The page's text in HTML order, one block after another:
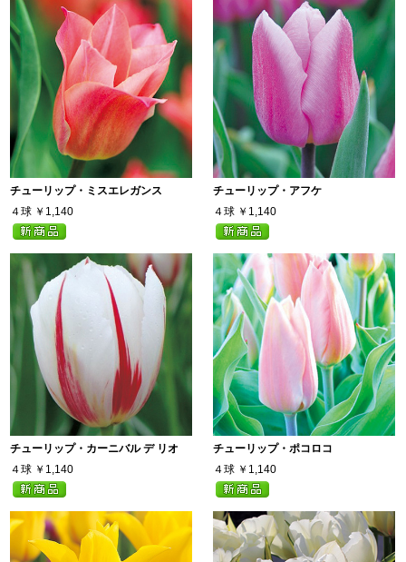
チューリップ・ミスエレガンス
４球 ￥1,140
チューリップ・アフケ
４球 ￥1,140
チューリップ・カーニバル デ リオ
４球 ￥1,140
チューリップ・ポコロコ
４球 ￥1,140